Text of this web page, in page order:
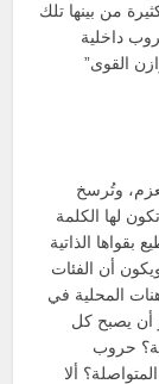
من بينها تلك
داخلية
القوى”
وتُرسخ
لها الكلمة
الذاتية
أن الفئات
المحلية في
أن يصبح كل
حروب
ألا